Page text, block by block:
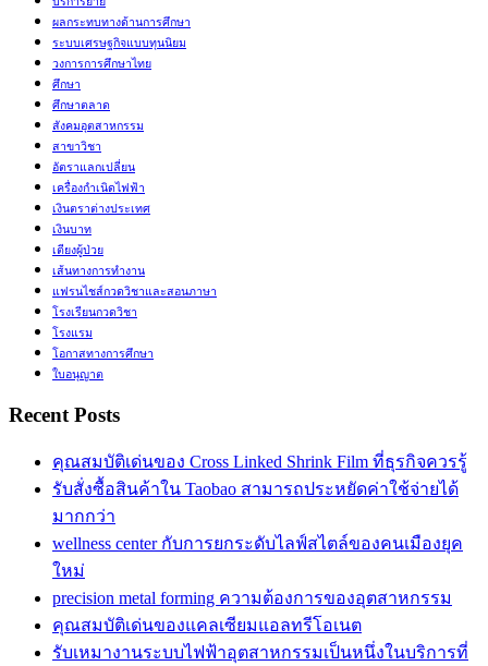
ผลกระทบทางด้านการศึกษา
ระบบเศรษฐกิจแบบทุนนิยม
วงการการศึกษาไทย
ศึกษา
ศึกษาตลาด
สังคมอุตสาหกรรม
สาขาวิชา
อัตราแลกเปลี่ยน
เครื่องกำเนิดไฟฟ้า
เงินตราต่างประเทศ
เงินบาท
เตียงผู้ป่วย
เส้นทางการทำงาน
แฟรนไชส์กวดวิชาและสอนภาษา
โรงเรียนกวดวิชา
โรงแรม
โอกาสทางการศึกษา
ใบอนุญาต
Recent Posts
คุณสมบัติเด่นของ Cross Linked Shrink Film ที่ธุรกิจควรรู้
รับสั่งซื้อสินค้าใน Taobao สามารถประหยัดค่าใช้จ่ายได้
มากกว่า
wellness center กับการยกระดับไลฟ์สไตล์ของคนเมืองยุค
ใหม่
precision metal forming ความต้องการของอุตสาหกรรม
คุณสมบัติเด่นของแคลเซียมแอลทรีโอเนต
รับเหมางานระบบไฟฟ้าอุตสาหกรรมเป็นหนึ่งในบริการที่